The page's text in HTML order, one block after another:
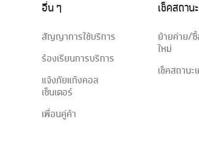
อื่น ๆ
สัญญาการใช้บริการ
ร้องเรียนการบริการ
แจ้งภัยแก๊งคอล
เซ็นเตอร์
เพื่อนคู่ค้า
เช็คสถานะ
ย้ายค่าย/ซื้
ใหม่
เช็คสถานะ